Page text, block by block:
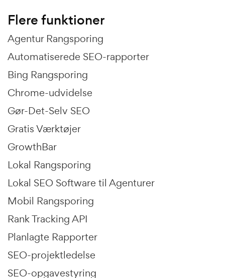
Flere funktioner
Agentur Rangsporing
Automatiserede SEO-rapporter
Bing Rangsporing
Chrome-udvidelse
Gør-Det-Selv SEO
Gratis Værktøjer
GrowthBar
Lokal Rangsporing
Lokal SEO Software til Agenturer
Mobil Rangsporing
Rank Tracking API
Planlagte Rapporter
SEO-projektledelse
SEO-opgavestyring